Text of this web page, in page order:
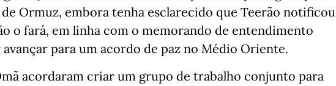
Ormuz, embora tenha esclarecido que Teerão notificou
o fará, em linha com o memorando de entendimento
para um acordo de paz no Médio Oriente.
acordaram criar um grupo de trabalho conjunto para